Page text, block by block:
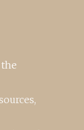
the